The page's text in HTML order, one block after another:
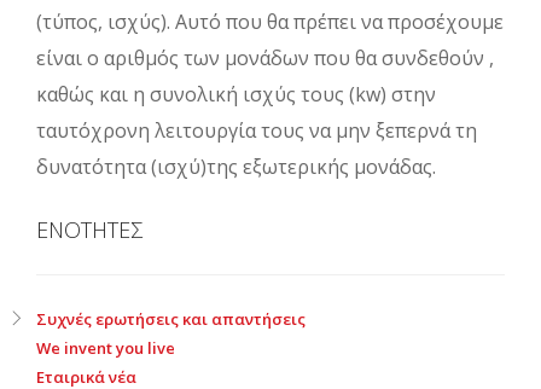
(τύπος, ισχύς). Αυτό που θα πρέπει να προσέχουμε
είναι ο αριθμός των μονάδων που θα συνδεθούν ,
καθώς και η συνολική ισχύς τους (kw) στην
ταυτόχρονη λειτουργία τους να μην ξεπερνά τη
δυνατότητα (ισχύ)της εξωτερικής μονάδας.
ΕΝΟΤΗΤΕΣ
Συχνές ερωτήσεις και απαντήσεις
We invent you live
Εταιρικά νέα